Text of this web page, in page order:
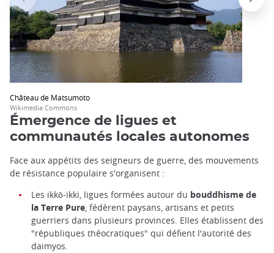
Château de Matsumoto
Wikimedia Commons
Émergence de ligues et
communautés locales autonomes
Face aux appétits des seigneurs de guerre, des mouvements
de résistance populaire s'organisent :
Les ikkō-ikki, ligues formées autour du bouddhisme de
la Terre Pure, fédèrent paysans, artisans et petits
guerriers dans plusieurs provinces. Elles établissent des
"républiques théocratiques" qui défient l'autorité des
daimyos.